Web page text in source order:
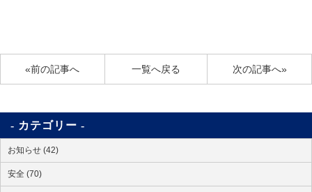
«前の記事へ 次の記事へ»
一覧へ戻る
カテゴリー
お知らせ (42)
安全 (70)